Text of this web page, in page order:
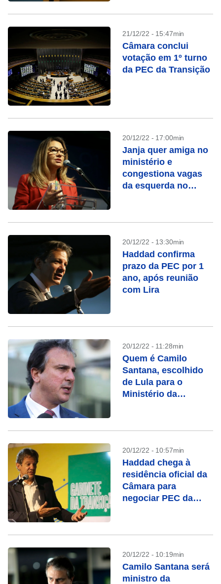
21/12/22 - 15:47min
Câmara conclui
votação em 1º turno
da PEC da Transição
20/12/22 - 17:00min
Janja quer amiga no
ministério e
congestiona vagas
da esquerda no
20/12/22 - 13:30min
Haddad confirma
prazo da PEC por 1
ano, após reunião
com Lira
20/12/22 - 11:28min
Quem é Camilo
Santana, escolhido
de Lula para o
Ministério da
20/12/22 - 10:57min
Haddad chega à
residência oficial da
Câmara para
negociar PEC da
20/12/22 - 10:19min
Camilo Santana será
ministro da